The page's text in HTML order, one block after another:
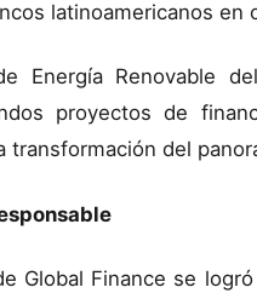
latinoamericanos
Energía Renovable
proyectos de
transformación del
Global Finance se